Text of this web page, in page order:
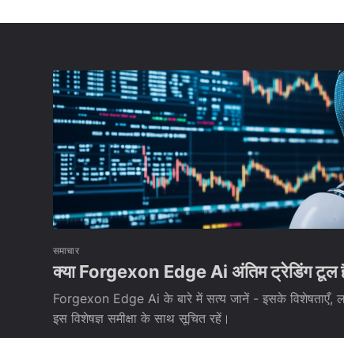
समाचार
क्या Forgexon Edge Ai अंतिम ट्रेडिंग टूल
Forgexon Edge Ai के बारे में सत्य जानें - इसके विशेषताएँ,
इस विशेषज्ञ समीक्षा के साथ सूचित रहें।